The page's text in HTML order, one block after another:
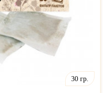
30 гр.